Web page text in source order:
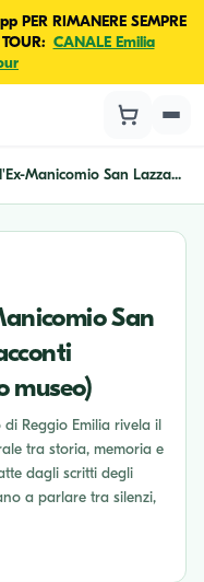
PER RIMANERE SEMPRE
CANALE Emilia
Manicomio San Lazza...
San
museo)
Reggio Emilia rivela il
tra storia, memoria e
dagli scritti degli
a parlare tra silenzi,